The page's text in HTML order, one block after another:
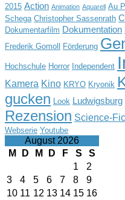
2015 Action Animation Aquarell Au
Schega Christopher Sassenrath
Dokumentarfilm Dokumentation
Frederik Gomoll
Förderung
Hochschule Horror Independent
Kamera Kino KRYO Kryonik
gucken
Look Ludwigsburg
Rezension Science-
Webserie Youtube
August 2026
M
D M D F S
S
1
2
3
4 5 6 7 8
9
10 11 12 13 14 15 16